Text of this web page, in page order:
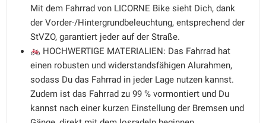
Mit dem Fahrrad von LICORNE Bike sieht Dich, dank
der Vorder-/Hintergrundbeleuchtung, entsprechend der
StVZO, garantiert jeder auf der Straße.
HOCHWERTIGE MATERIALIEN: Das Fahrrad hat
einen robusten und widerstandsfähigen Alurahmen,
sodass Du das Fahrrad in jeder Lage nutzen kannst.
Zudem ist das Fahrrad zu 99 % vormontiert und Du
kannst nach einer kurzen Einstellung der Bremsen und